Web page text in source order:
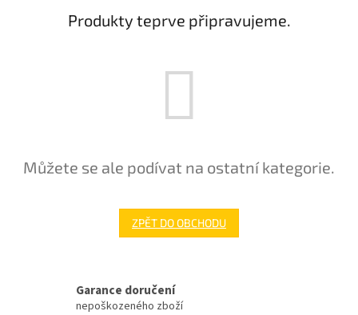
Produkty teprve připravujeme.
Můžete se ale podívat na ostatní kategorie.
ZPĚT DO OBCHODU
Garance doručení
nepoškozeného zboží